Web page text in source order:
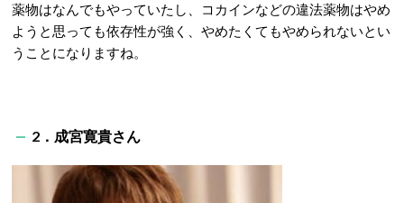
薬物はなんでもやっていたし、コカインなどの違法薬物はやめ
ようと思っても依存性が強く、やめたくてもやめられないとい
うことになりますね。
2．成宮寛貴さん